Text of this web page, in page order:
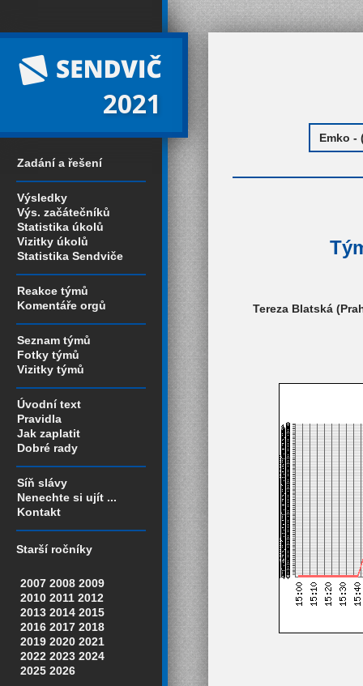
2021
Zadání a řešení
Výsledky
Výs. začátečníků
Statistika úkolů
Vizitky úkolů
Statistika Sendviče
Reakce týmů
Komentáře orgů
Seznam týmů
Fotky týmů
Vizitky týmů
Úvodní text
Pravidla
Jak zaplatit
Dobré rady
Síň slávy
Nenechte si ujít ...
Kontakt
Starší ročníky
2007 2008 2009
2010 2011 2012
2013 2014 2015
2016 2017 2018
2019 2020 2021
2022 2023 2024
2025 2026
Tereza Blatská